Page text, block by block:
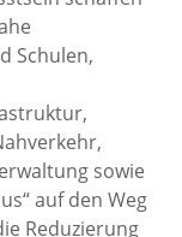
Schulen,
sowie
auf den Weg
Reduzierung